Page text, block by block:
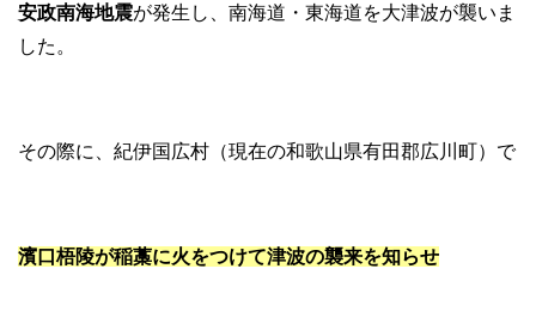
安政南海地震が発生し、南海道・東海道を大津波が襲いま
した。
その際に、紀伊国広村（現在の和歌山県有田郡広川町）で
濱口梧陵が稲藁に火をつけて津波の襲来を知らせ